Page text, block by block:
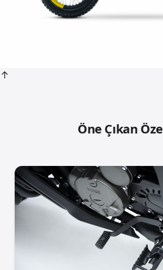
↑
Öne Çıkan